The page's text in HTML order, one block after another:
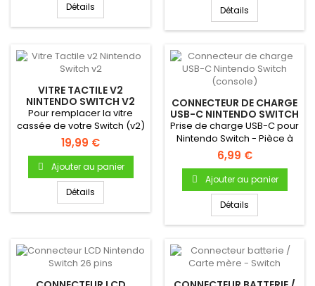
Détails Détails
VITRE TACTILE V2
NINTENDO SWITCH V2
Pour remplacer la vitre
cassée de votre Switch (v2)
! Tactile de remplacement...
19,99 €
Ajouter au panier
Détails
CONNECTEUR DE CHARGE
USB-C NINTENDO SWITCH
(CONSOLE)
Prise de charge USB-C pour
Nintendo Switch - Pièce à
souder sur la carte mère...
6,99 €
Ajouter au panier
Détails